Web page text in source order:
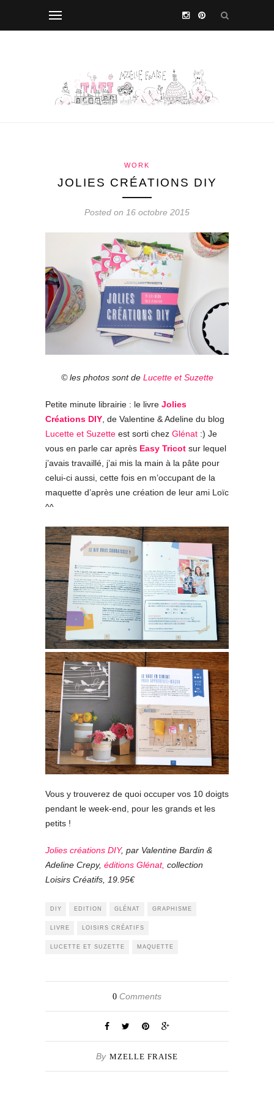
WORK
JOLIES CRÉATIONS DIY
Posted on 16 octobre 2015
© les photos sont de Lucette et Suzette
Petite minute librairie : le livre Jolies
Créations DIY , de Valentine & Adeline du blog
Lucette et Suzette est sorti chez Glénat :) Je
vous en parle car après Easy Tricot sur lequel
j’avais travaillé, j’ai mis la main à la pâte pour
celui-ci aussi, cette fois en m’occupant de la
maquette d’après une création de leur ami Loïc
^^
Vous y trouverez de quoi occuper vos 10 doigts
pendant le week-end, pour les grands et les
petits !
Jolies créations DIY, par Valentine Bardin &
Adeline Crepy, éditions Glénat, collection
Loisirs Créatifs, 19.95€
DIY EDITION GLÉNAT GRAPHISME
LIVRE LOISIRS CRÉATIFS
LUCETTE ET SUZETTE MAQUETTE
0 Comments
By MZELLE FRAISE